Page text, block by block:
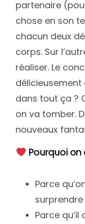
partenaire
chose en son
chacun deux
corps. Sur
réaliser. Le
délicieusement
dans tout ça ?
on va tomber.
nouveaux
Pourquoi
Parce
Parce